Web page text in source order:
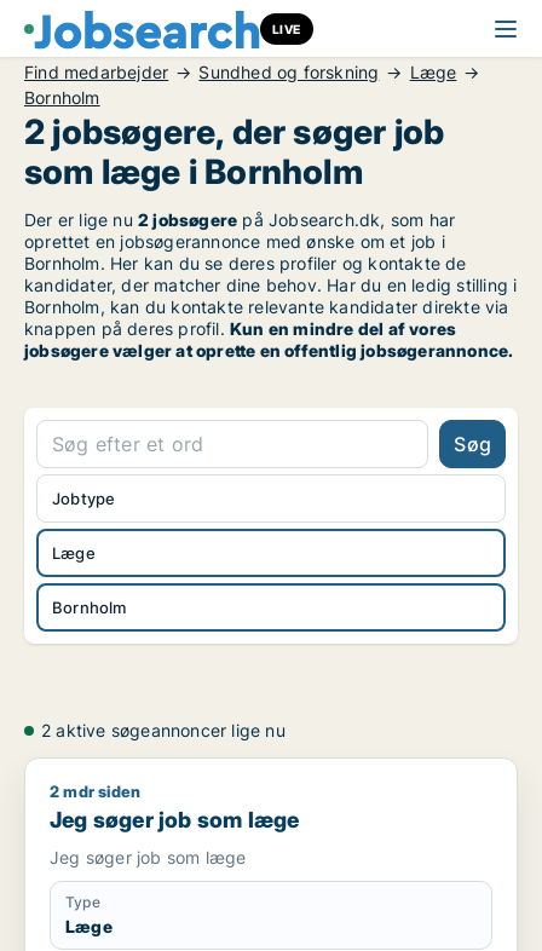
LIVE
Find medarbejder Sundhed og forskning
Læge
Bornholm
2 jobsøgere, der søger job
som læge i Bornholm
Der er lige nu 2 jobsøgere på Jobsearch.dk, som har
oprettet en jobsøgerannonce med ønske om et job i
Bornholm. Her kan du se deres profiler og kontakte de
kandidater, der matcher dine behov. Har du en ledig stilling i
Bornholm, kan du kontakte relevante kandidater direkte via
knappen på deres profil. Kun en mindre del af vores
jobsøgere vælger at oprette en offentlig jobsøgerannonce.
Søg
Læge
Bornholm
Jobtype
2 aktive søgeannoncer lige nu
Jeg søger job som læge
2 mdr siden
Jeg søger job som læge
Jeg søger job som læge
Type
Læge